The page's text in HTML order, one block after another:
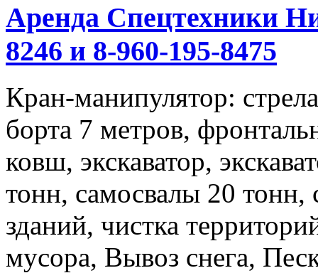
Аренда Спецтехники
8246 и 8-960-195-8475
Кран-манипулятор:
борта 7 метров,
ковш, экскаватор,
тонн, самосвалы 20
зданий, чистка
мусора, Вывоз снега,